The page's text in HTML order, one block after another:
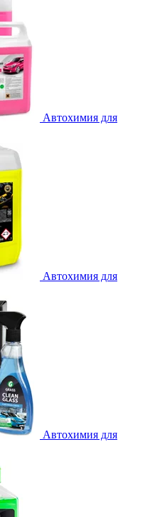
Автохимия для
Автохимия для
Автохимия для